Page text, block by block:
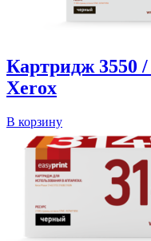
Картридж 3550
Xerox
В корзину